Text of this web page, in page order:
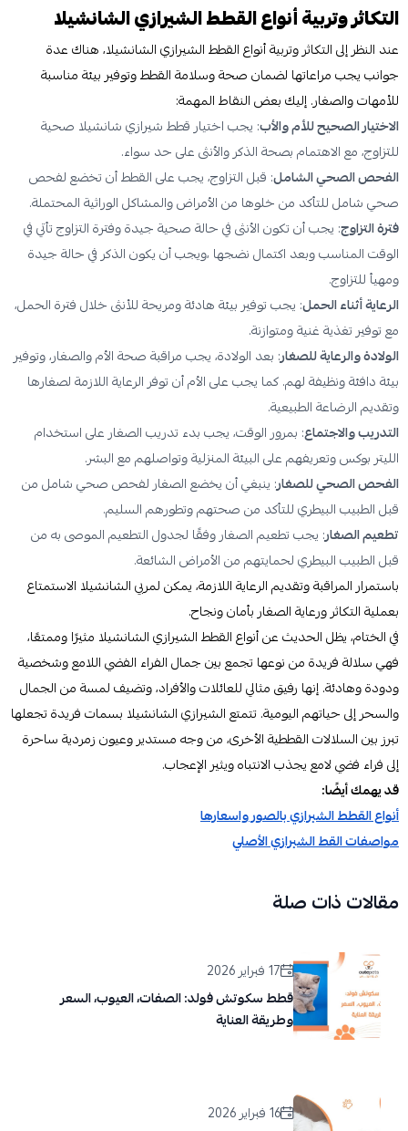
التكاثر وتربية أنواع القطط الشيرازي الشانشيلا
عند النظر إلى التكاثر وتربية أنواع القطط الشيرازي الشانشيلا، هناك عدة
جوانب يجب مراعاتها لضمان صحة وسلامة القطط وتوفير بيئة مناسبة
للأمهات والصغار. إليك بعض النقاط المهمة:
الاختيار الصحيح للأم والأب: يجب اختيار قطط شيرازي شانشيلا صحية
للتزاوج، مع الاهتمام بصحة الذكر والأنثى على حد سواء.
الفحص الصحي الشامل: قبل التزاوج، يجب على القطط أن تخضع لفحص
صحي شامل للتأكد من خلوها من الأمراض والمشاكل الوراثية المحتملة.
فترة التزاوج: يجب أن تكون الأنثى في حالة صحية جيدة وفترة التزاوج تأتي في
الوقت المناسب وبعد اكتمال نضجها ،ويجب أن يكون الذكر في حالة جيدة
ومهيأ للتزاوج.
الرعاية أثناء الحمل: يجب توفير بيئة هادئة ومريحة للأنثى خلال فترة الحمل،
مع توفير تغذية غنية ومتوازنة.
الولادة والرعاية للصغار: بعد الولادة، يجب مراقبة صحة الأم والصغار، وتوفير
بيئة دافئة ونظيفة لهم. كما يجب على الأم أن توفر الرعاية اللازمة لصغارها
وتقديم الرضاعة الطبيعية.
التدريب والاجتماع: بمرور الوقت، يجب بدء تدريب الصغار على استخدام
الليتر بوكس وتعريفهم على البيئة المنزلية وتواصلهم مع البشر.
الفحص الصحي للصغار: ينبغي أن يخضع الصغار لفحص صحي شامل من
قبل الطبيب البيطري للتأكد من صحتهم وتطورهم السليم.
تطعيم الصغار: يجب تطعيم الصغار وفقًا لجدول التطعيم الموصى به من
قبل الطبيب البيطري لحمايتهم من الأمراض الشائعة.
باستمرار المراقبة وتقديم الرعاية اللازمة، يمكن لمربي الشانشيلا الاستمتاع
بعملية التكاثر ورعاية الصغار بأمان ونجاح.
في الختام، يظل الحديث عن أنواع القطط الشيرازي الشانشيلا مثيرًا وممتعًا،
فهي سلالة فريدة من نوعها تجمع بين جمال الفراء الفضي اللامع وشخصية
ودودة وهادئة. إنها رفيق مثالي للعائلات والأفراد، وتضيف لمسة من الجمال
والسحر إلى حياتهم اليومية. تتمتع الشيرازي الشانشيلا بسمات فريدة تجعلها
تبرز بين السلالات القططية الأخرى، من وجه مستدير وعيون زمردية ساحرة
إلى فراء فضي لامع يجذب الانتباه ويثير الإعجاب.
قد يهمك أيضًا:
أنواع القطط الشيرازي بالصور واسعارها
مواصفات القط الشيرازي الأصلي
مقالات ذات صلة
17 فبراير 2026
قطط سكوتش فولد: الصفات، العيوب، السعر
وطريقة العناية
16 فبراير 2026